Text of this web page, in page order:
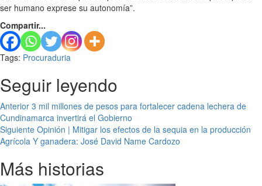
ser humano exprese su autonomía”.
Compartir...
Tags: Procuraduria
Seguir leyendo
Anterior 3 mil millones de pesos para fortalecer cadena lechera de
Cundinamarca invertirá el Gobierno
Siguiente Opinión | Mitigar los efectos de la sequia en la producción
Agrícola Y ganadera: José David Name Cardozo
Más historias